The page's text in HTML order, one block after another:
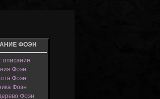
ФОЭН
описание
Фоэн
Фоэн
Фоэн
Фоэн